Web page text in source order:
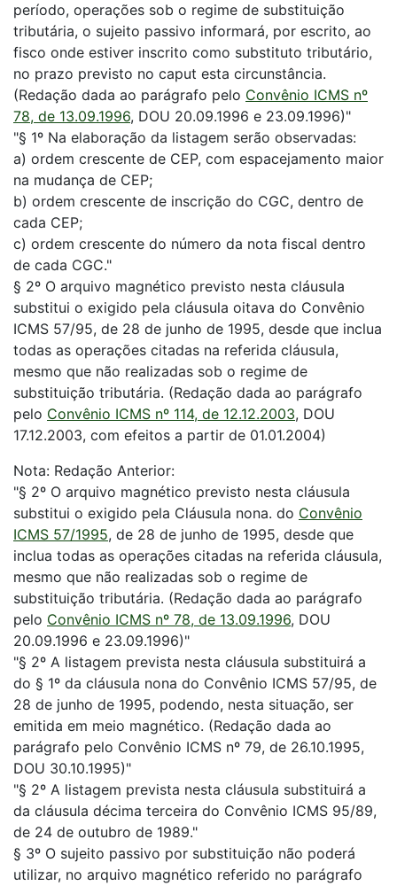
período, operações sob o regime de substituição
tributária, o sujeito passivo informará, por escrito, ao
fisco onde estiver inscrito como substituto tributário,
no prazo previsto no caput esta circunstância.
(Redação dada ao parágrafo pelo Convênio ICMS nº
78, de 13.09.1996, DOU 20.09.1996 e 23.09.1996)"
"§ 1º Na elaboração da listagem serão observadas:
a) ordem crescente de CEP, com espacejamento maior
na mudança de CEP;
b) ordem crescente de inscrição do CGC, dentro de
cada CEP;
c) ordem crescente do número da nota fiscal dentro
de cada CGC."
§ 2º O arquivo magnético previsto nesta cláusula
substitui o exigido pela cláusula oitava do Convênio
ICMS 57/95, de 28 de junho de 1995, desde que inclua
todas as operações citadas na referida cláusula,
mesmo que não realizadas sob o regime de
substituição tributária. (Redação dada ao parágrafo
pelo Convênio ICMS nº 114, de 12.12.2003, DOU
17.12.2003, com efeitos a partir de 01.01.2004)
Nota: Redação Anterior:
"§ 2º O arquivo magnético previsto nesta cláusula
substitui o exigido pela Cláusula nona. do Convênio
ICMS 57/1995, de 28 de junho de 1995, desde que
inclua todas as operações citadas na referida cláusula,
mesmo que não realizadas sob o regime de
substituição tributária. (Redação dada ao parágrafo
pelo Convênio ICMS nº 78, de 13.09.1996, DOU
20.09.1996 e 23.09.1996)"
"§ 2º A listagem prevista nesta cláusula substituirá a
do § 1º da cláusula nona do Convênio ICMS 57/95, de
28 de junho de 1995, podendo, nesta situação, ser
emitida em meio magnético. (Redação dada ao
parágrafo pelo Convênio ICMS nº 79, de 26.10.1995,
DOU 30.10.1995)"
"§ 2º A listagem prevista nesta cláusula substituirá a
da cláusula décima terceira do Convênio ICMS 95/89,
de 24 de outubro de 1989."
§ 3º O sujeito passivo por substituição não poderá
utilizar, no arquivo magnético referido no parágrafo